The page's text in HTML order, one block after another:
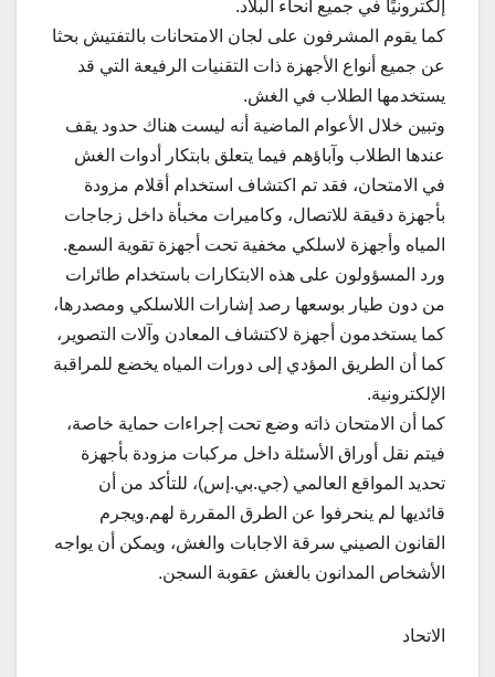
إلكترونيًا في جميع أنحاء البلاد.
كما يقوم المشرفون على لجان الامتحانات بالتفتيش بحثا
عن جميع أنواع الأجهزة ذات التقنيات الرفيعة التي قد
يستخدمها الطلاب في الغش.
وتبين خلال الأعوام الماضية أنه ليست هناك حدود يقف
عندها الطلاب وآباؤهم فيما يتعلق بابتكار أدوات الغش
في الامتحان، فقد تم اكتشاف استخدام أقلام مزودة
بأجهزة دقيقة للاتصال، وكاميرات مخبأة داخل زجاجات
المياه وأجهزة لاسلكي مخفية تحت أجهزة تقوية السمع.
ورد المسؤولون على هذه الابتكارات باستخدام طائرات
من دون طيار بوسعها رصد إشارات اللاسلكي ومصدرها،
كما يستخدمون أجهزة لاكتشاف المعادن وآلات التصوير،
كما أن الطريق المؤدي إلى دورات المياه يخضع للمراقبة
الإلكترونية.
كما أن الامتحان ذاته وضع تحت إجراءات حماية خاصة،
فيتم نقل أوراق الأسئلة داخل مركبات مزودة بأجهزة
تحديد المواقع العالمي (جي.بي.إس)، للتأكد من أن
قائديها لم ينحرفوا عن الطرق المقررة لهم.ويجرم
القانون الصيني سرقة الاجابات والغش، ويمكن أن يواجه
الأشخاص المدانون بالغش عقوبة السجن.
الاتحاد